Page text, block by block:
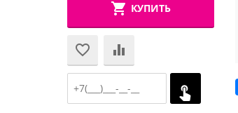
КУПИТЬ